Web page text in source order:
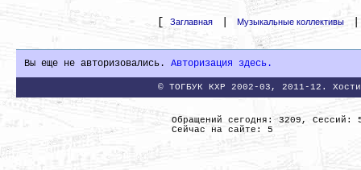
[ Заглавная Музыкальные коллективы
Вы еще не авторизовались. Авторизация здесь.
© ТОГБУК КХР 2002-03, 2011-12.
Обращений сегодня: 3209, Сессий:
Сейчас на сайте: 5